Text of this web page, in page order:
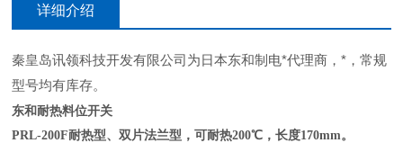
详细介绍
秦皇岛讯领科技开发有限公司为日本东和制电*代理商，*，常规
型号均有库存。
东和耐热料位开关
PRL-200F耐热型、双片法兰型，可耐热200℃，长度170mm。